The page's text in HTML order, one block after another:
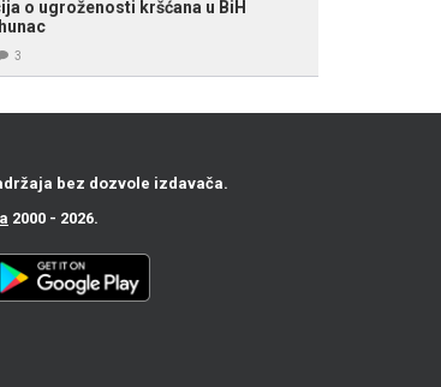
o ugroženosti kršćana u BiH
3
bez dozvole izdavača.
2000 - 2026.